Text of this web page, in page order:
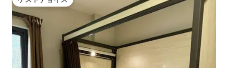
ゲストチョイス